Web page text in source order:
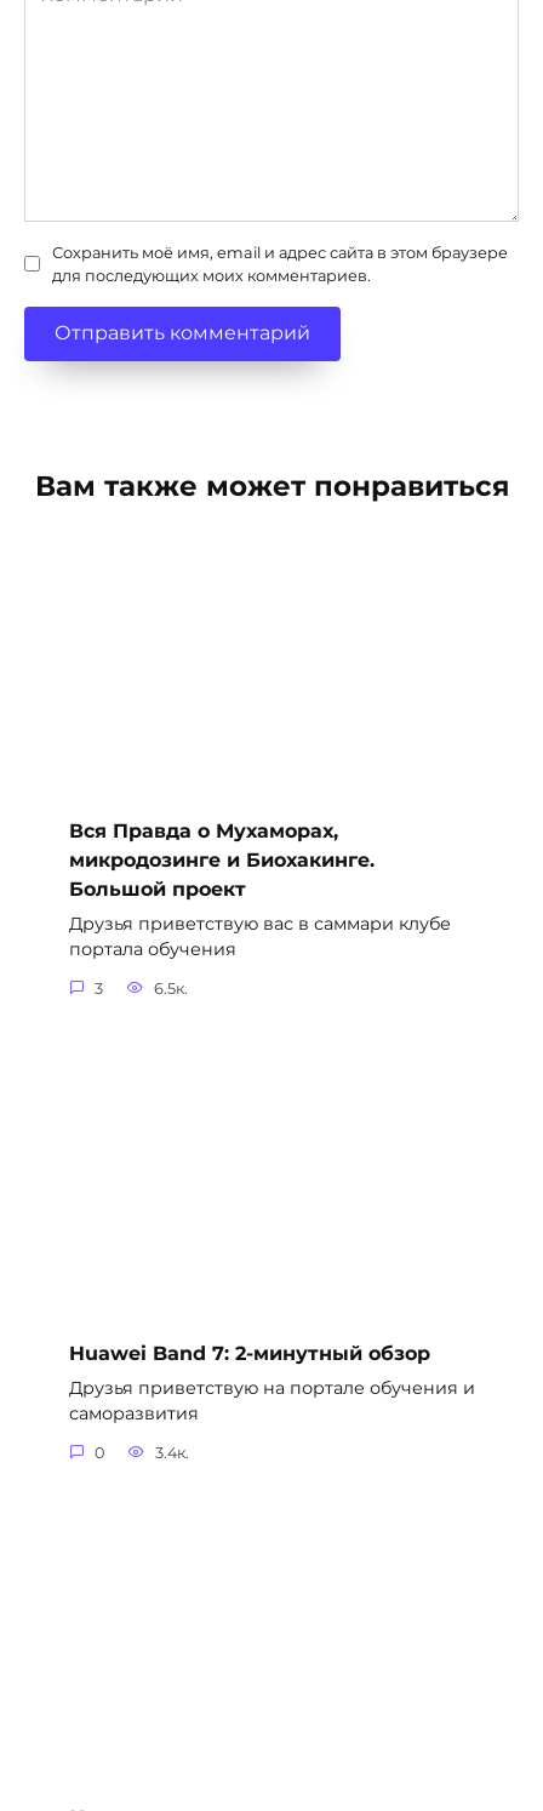
Сохранить моё имя, email и адрес сайта в этом браузере
для последующих моих комментариев.
Вам также может понравиться
Вся Правда о Мухаморах,
микродозинге и Биохакинге.
Большой проект
Друзья приветствую вас в саммари клубе
портала обучения
3 6.5к.
Huawei Band 7: 2-минутный обзор
Друзья приветствую на портале обучения и
саморазвития
0 3.4к.